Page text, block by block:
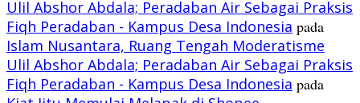
Ulil Abshor Abdala; Peradaban Air Sebagai Praksis
Fiqh Peradaban - Kampus Desa Indonesia pada
Islam Nusantara, Ruang Tengah Moderatisme
Ulil Abshor Abdala; Peradaban Air Sebagai Praksis
Fiqh Peradaban - Kampus Desa Indonesia pada